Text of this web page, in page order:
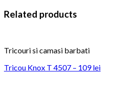
Related products
Tricouri si camasi barbati
Tricou Knox T 4507 – 109 lei